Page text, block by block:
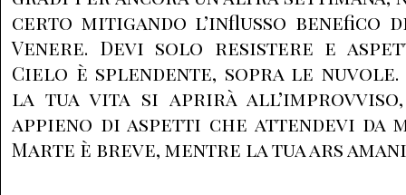
certo mitigando l’influsso benefico
Venere. Devi solo resistere e
Cielo è splendente, sopra le nuvole.
la tua vita si aprirà
appieno di aspetti che attendevi da
Marte è breve, mentre la tua ars